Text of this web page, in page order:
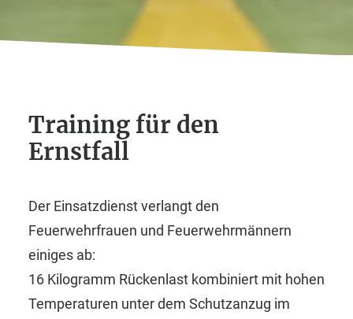
Training für den
Ernstfall
Der Einsatzdienst verlangt den
Feuerwehrfrauen und Feuerwehrmännern
einiges ab:
16 Kilogramm Rückenlast kombiniert mit hohen
Temperaturen unter dem Schutzanzug im